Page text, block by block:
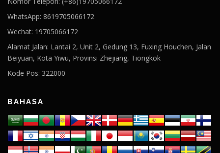
WhatsApp: 8619705066172
Wechat: 19705066172
Alamat Jalan: Lantai 2, Unit 2, Gedung 13, Fuxing Houchen, Jalan
Beiyuan, Kota Yiwu, Provinsi Zhejiang, Tiongkok
Kode Pos: 322000
BAHASA